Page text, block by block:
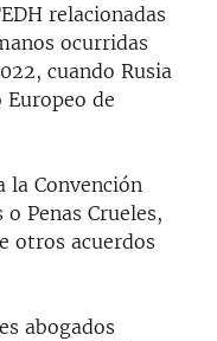
relacionadas
ocurridas
cuando Rusia
Europeo de
la Convención
Penas Crueles,
otros acuerdos
abogados